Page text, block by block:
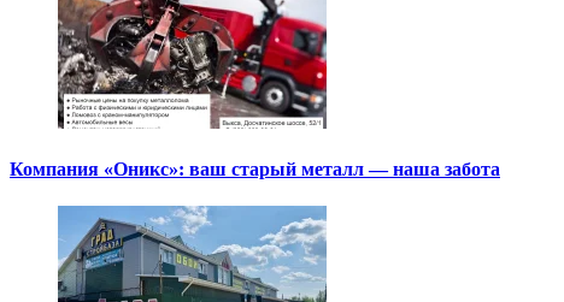
Компания «Оникс»: ваш старый металл — наша забота